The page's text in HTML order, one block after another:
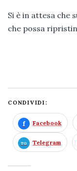
Si è in attesa che
che possa
CONDIVIDI:
Facebook
Telegram